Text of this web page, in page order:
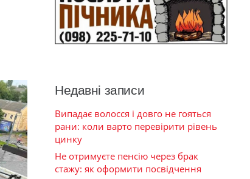
Недавні записи
Випадає волосся і довго не гояться
рани: коли варто перевірити рівень
цинку
Не отримуєте пенсію через брак
стажу: як оформити посвідчення